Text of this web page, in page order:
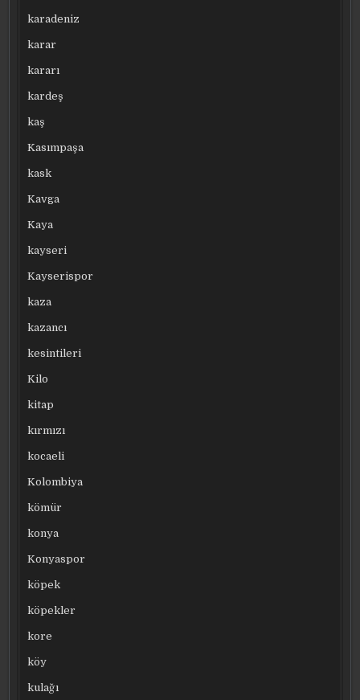
karadeniz
karar
kararı
kardeş
kaş
Kasımpaşa
kask
Kavga
Kaya
kayseri
Kayserispor
kaza
kazancı
kesintileri
Kilo
kitap
kırmızı
kocaeli
Kolombiya
kömür
konya
Konyaspor
köpek
köpekler
kore
köy
kulağı